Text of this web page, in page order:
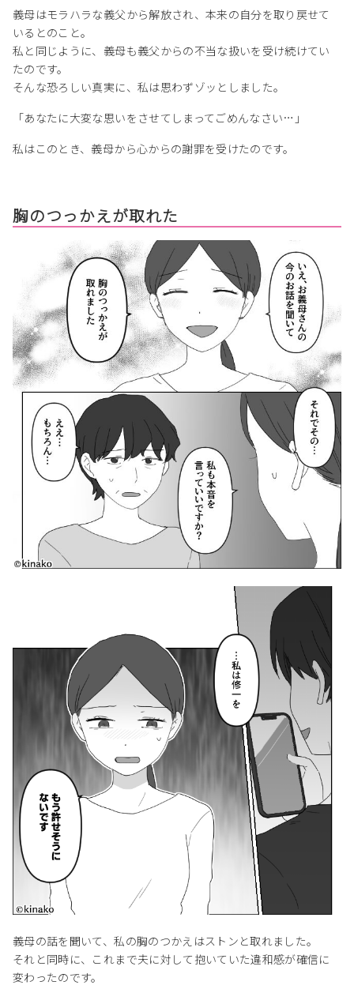
義母はモラハラな義父から解放され、本来の自分を取り戻せて
いるとのこと。
私と同じように、義母も義父からの不当な扱いを受け続けてい
たのです。
そんな恐ろしい真実に、私は思わずゾッとしました。
「あなたに大変な思いをさせてしまってごめんなさい…」
私はこのとき、義母から心からの謝罪を受けたのです。
胸のつっかえが取れた
義母の話を聞いて、私の胸のつかえはストンと取れました。
それと同時に、これまで夫に対して抱いていた違和感が確信に
変わったのです。